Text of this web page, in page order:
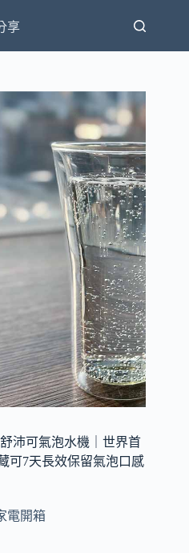
享
沛可氣泡水機｜世界首
可7天長效保留氣泡口感
電開箱